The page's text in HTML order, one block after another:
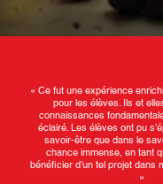
« Ce fut une expérience
pour les élèves. Ils et
connaissances
éclairé. Les élèves ont pu
savoir-être que dans le
chance immense, en tant
bénéficier d’un tel projet dans
»